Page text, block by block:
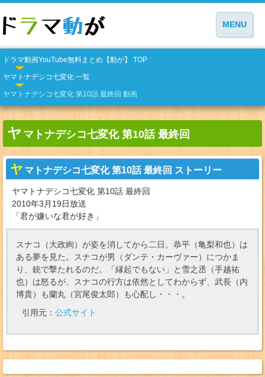
MENU
ドラマ動画YouTube無料まとめ【動が】 TOP
ヤマトナデシコ七変化 一覧
ヤマトナデシコ七変化 第10話 最終回 動画
ヤ マトナデシコ七変化 第10話 最終回
ヤ マトナデシコ七変化 第10話 最終回 ストーリー
ヤマトナデシコ七変化 第10話 最終回
2010年3月19日放送
「君が嫌いな君が好き」
スナコ（大政絢）が姿を消してから二日。恭平（亀梨和也）は
ある夢を見た。スナコが男（ダンテ・カーヴァー）につかま
り、銃で撃たれるのだ。「縁起でもない」と雪之丞（手越祐
也）は怒るが、スナコの行方は依然としてわからず、武長（内
博貴）も蘭丸（宮尾俊太郎）も心配し・・・。
引用元： 公式サイト